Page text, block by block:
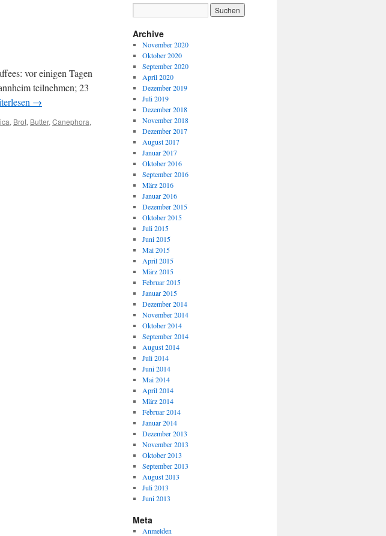
vor einigen Tagen
teilnehmen; 23
→
, Brot, Butter, Canephora,
Archive
November 2020
Oktober 2020
September 2020
April 2020
Dezember 2019
Juli 2019
Dezember 2018
November 2018
Dezember 2017
August 2017
Januar 2017
Oktober 2016
September 2016
März 2016
Januar 2016
Dezember 2015
Oktober 2015
Juli 2015
Juni 2015
Mai 2015
April 2015
März 2015
Februar 2015
Januar 2015
Dezember 2014
November 2014
Oktober 2014
September 2014
August 2014
Juli 2014
Juni 2014
Mai 2014
April 2014
März 2014
Februar 2014
Januar 2014
Dezember 2013
November 2013
Oktober 2013
September 2013
August 2013
Juli 2013
Juni 2013
Meta
Anmelden